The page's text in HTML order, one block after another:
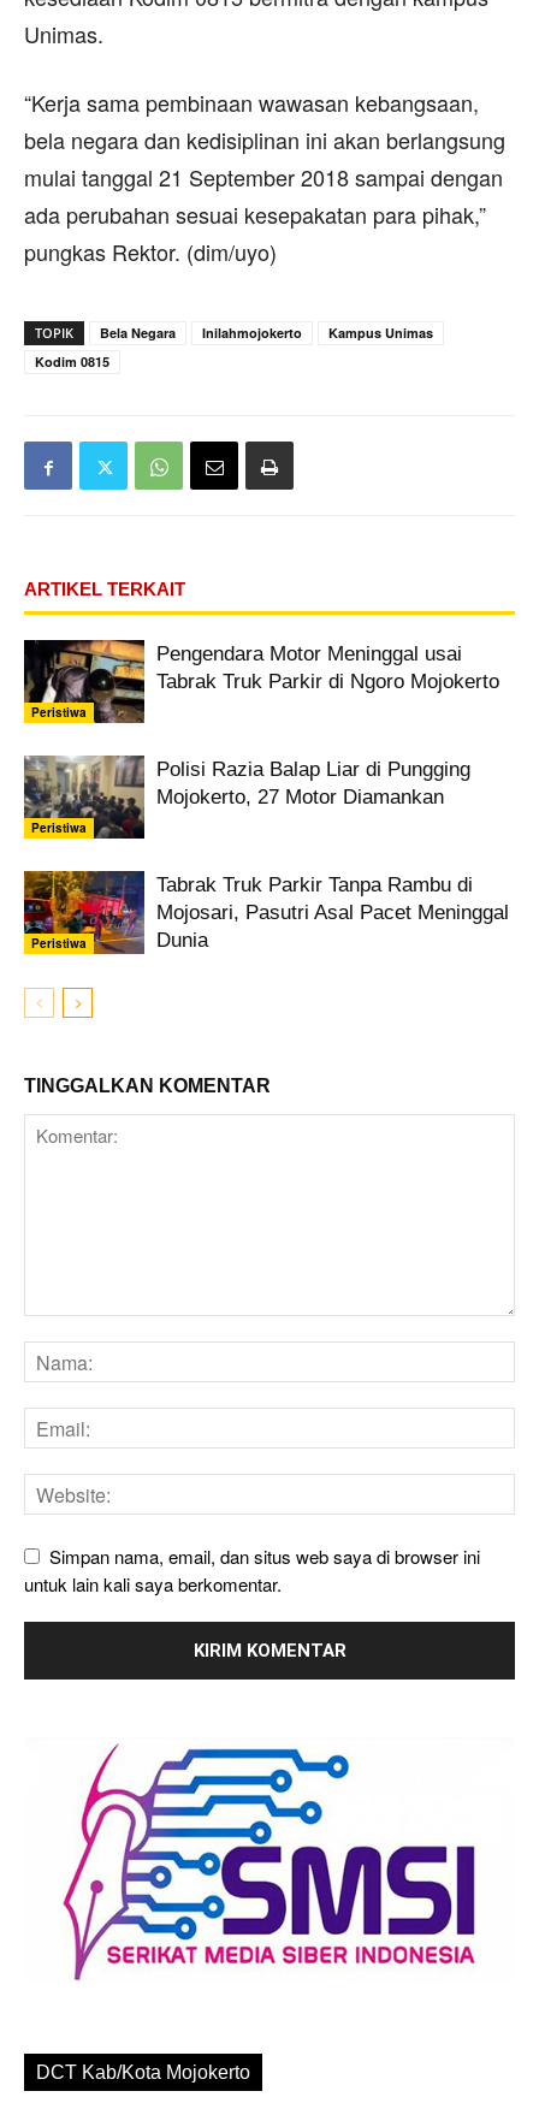
Unimas.
“Kerja sama pembinaan wawasan kebangsaan,
bela negara dan kedisiplinan ini akan berlangsung
mulai tanggal 21 September 2018 sampai dengan
ada perubahan sesuai kesepakatan para pihak,”
pungkas Rektor. (dim/uyo)
TOPIK Bela Negara Inilahmojokerto
Kampus Unimas
Kodim 0815
ARTIKEL TERKAIT
Peristiwa
Pengendara Motor Meninggal usai
Tabrak Truk Parkir di Ngoro Mojokerto
Peristiwa
Polisi Razia Balap Liar di Pungging
Mojokerto, 27 Motor Diamankan
Peristiwa
Tabrak Truk Parkir Tanpa Rambu di
Mojosari, Pasutri Asal Pacet Meninggal
Dunia
TINGGALKAN KOMENTAR
Simpan nama, email, dan situs web saya di browser ini
untuk lain kali saya berkomentar.
DCT Kab/Kota Mojokerto